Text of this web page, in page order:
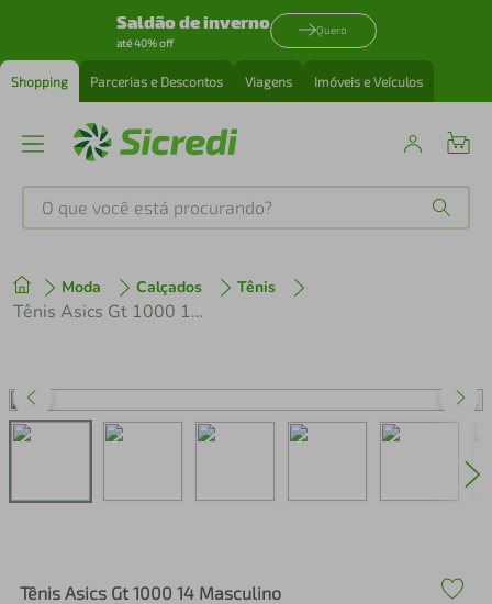
Saldão de inverno
até 40% off
Quero
Shopping Parcerias e Descontos Viagens Imóveis e Veículos
O que você está procurando?
Moda Calçados Tênis
Tênis Asics Gt 1000 14 Masculino
Tênis Asics Gt 1000 14 Masculino
º tenis
perfume